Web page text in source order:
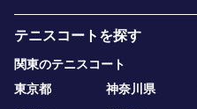
テニスコートを探す
関東のテニスコート
東京都
神奈川県